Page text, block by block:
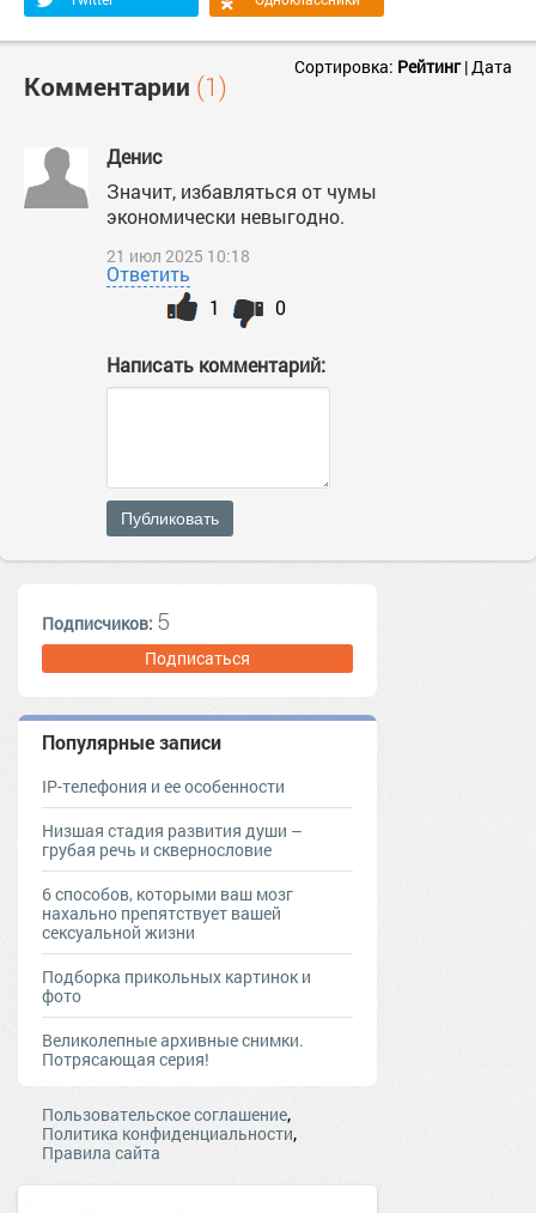
Комментарии (1)
Сортировка: Рейтинг|Дата
Денис
Значит, избавляться от чумы
экономически невыгодно.
21 июл 2025 10:18
Ответить
0
1
Написать комментарий:
Публиковать
Подписчиков: 5
Подписаться
Популярные записи
IP-телефония и ее особенности
Низшая стадия развития души –
грубая речь и сквернословие
6 способов, которыми ваш мозг
нахально препятствует вашей
сексуальной жизни
Подборка прикольных картинок и
фото
Великолепные архивные снимки.
Потрясающая серия!
Пользовательское соглашение,
Политика конфиденциальности,
Правила сайта